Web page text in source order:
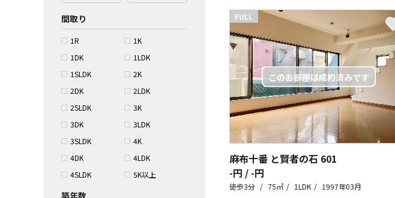
間取り
1R
1K
1DK
1LDK
1SLDK
2K
2DK
2LDK
2SLDK
3K
3DK
3LDK
3SLDK
4K
4DK
4LDK
4SLDK
5K以上
築年数
FULL
麻布十番 と賢者の石 601
-円 / -円
徒歩3分 75㎡ 1LDK 1997年03月